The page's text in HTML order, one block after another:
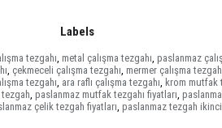
Labels
tezgahı, metal çalışma tezgahı, paslanmaz
, çekmeceli çalışma tezgahı, mermer çalışma
tezgahı, ara raflı çalışma tezgahı, krom mutfak
, paslanmaz mutfak tezgahı fiyatları,
çelik tezgah fiyatları, paslanmaz tezgah ikinci